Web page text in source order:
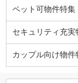
ペット可物件特集
セキュリティ充実
カップル向け物件